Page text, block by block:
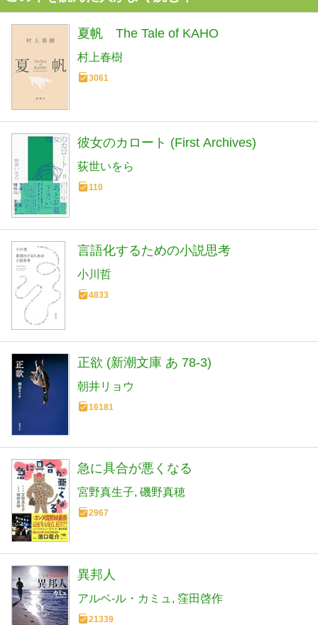
夏帆 The Tale of KAHO
村上春樹
3061
彼女のカロート (First Archives)
荻世いをら
110
言語化するための小説思考
小川哲
4833
正欲 (新潮文庫 あ 78-3)
朝井リョウ
16181
急に具合が悪くなる
宮野真生子 磯野真穂
2967
異邦人
アルベ-ル・カミュ 窪田啓作
21339